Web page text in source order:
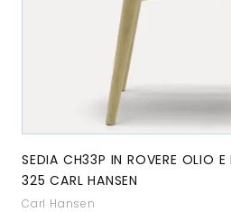
SEDIA CH33P IN ROVERE OLIO E
325 CARL HANSEN
Carl Hansen